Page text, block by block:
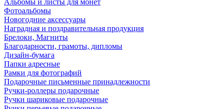
Альбомы и листы для монет
Фотоальбомы
Новогодние аксессуары
Наградная и поздравительная продукция
Брелоки, Магниты
Благодарности, грамоты, дипломы
Дизайн-бумага
Папки адресные
Рамки для фотографий
Подарочные письменные принадлежности
Ручки-роллеры подарочные
Ручки шариковые подарочные